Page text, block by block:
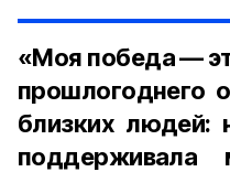
«Моя победа —
прошлогоднего
близких людей: